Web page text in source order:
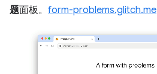
题面板。 form-problems.glitch.me